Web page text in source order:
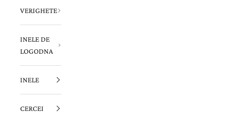
VERIGHETE
INELE DE
LOGODNA
INELE
CERCEI